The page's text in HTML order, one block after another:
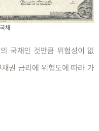
채
국채인 것만큼 위험성이 없
권 금리에 위험도에 따라 가